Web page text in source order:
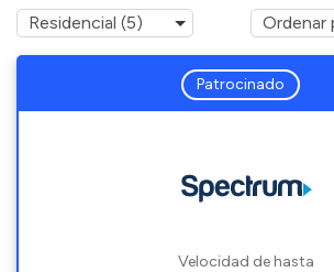
Patrocinado
Velocidad de hasta